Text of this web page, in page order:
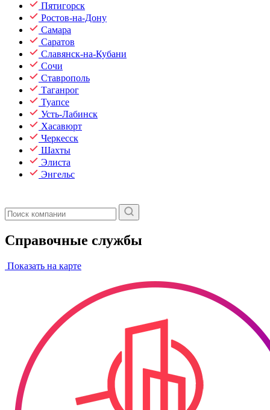
Пятигорск
Ростов-на-Дону
Самара
Саратов
Славянск-на-Кубани
Сочи
Ставрополь
Таганрог
Туапсе
Усть-Лабинск
Хасавюрт
Черкесск
Шахты
Элиста
Энгельс
Справочные службы
Показать на карте